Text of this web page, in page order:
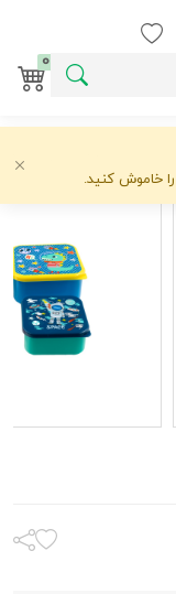
0
را خاموش کنید.